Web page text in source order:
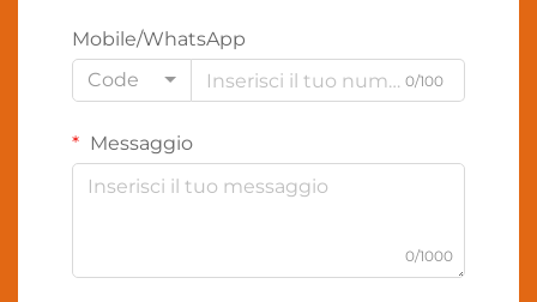
Mobile/WhatsApp
Code
0/100
Messaggio
0/1000